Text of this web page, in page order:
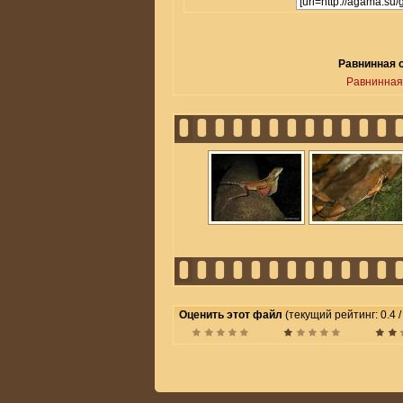
Равнинная
Оценить этот файл (текущий рейтинг: 0.4